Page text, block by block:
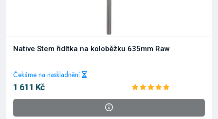
Native Stem řidítka na koloběžku 635mm Raw
Čekáme na naskladnění
1 611 Kč